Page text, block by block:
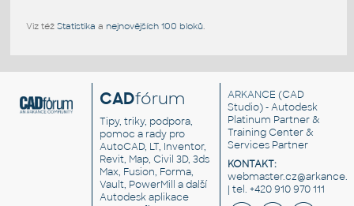
Viz též Statistika a nejnovějších 100 bloků.
CADfórum
Tipy, triky, podpora,
pomoc a rady pro
AutoCAD, LT, Inventor,
Revit, Map, Civil 3D, 3ds
Max, Fusion, Forma,
Vault, PowerMill a další
Autodesk aplikace
ARKANCE (CAD
Studio) - Autodesk
Platinum Partner &
Training Center &
Services Partner
KONTAKT:
| tel. +420 910 970 111